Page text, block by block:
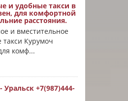
и удобные такси в
для комфортной
расстояния.
и вместительное
такси Курумоч
комф...
Уральск +7(987)444-